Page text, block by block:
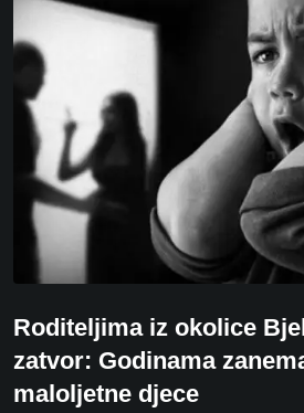
Roditeljima iz okolice
zatvor: Godinama
maloljetne djece